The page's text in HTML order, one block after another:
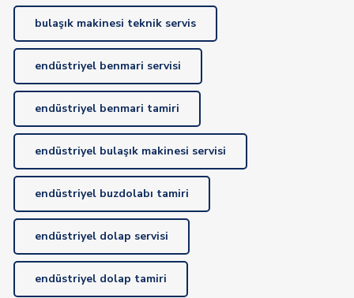
bulaşık makinesi teknik servis
endüstriyel benmari servisi
endüstriyel benmari tamiri
endüstriyel bulaşık makinesi servisi
endüstriyel buzdolabı tamiri
endüstriyel dolap servisi
endüstriyel dolap tamiri